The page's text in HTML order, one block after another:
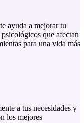
te ayuda a mejorar tu
que afectan
para una vida más
a tus necesidades y
los mejores